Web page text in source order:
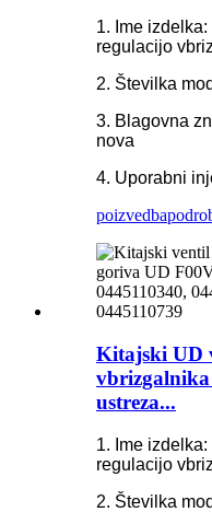
1. Ime
regulacijo
2. Številka
3. Blagovna
nova
4. Uporabni
poizvedba
Kitajski UD
ustreza...
1. Ime
regulacijo
2. Številka